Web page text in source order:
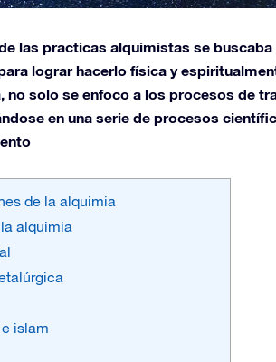
las practicas alquimistas se
lograr hacerlo física y
no solo se enfoco a los procesos de
en una serie de procesos
de la alquimia
alquimia
islam